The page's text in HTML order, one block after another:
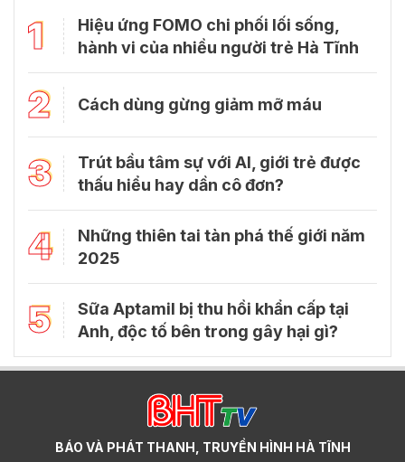
1
Hiệu ứng FOMO chi phối lối sống,
hành vi của nhiều người trẻ Hà Tĩnh
2 Cách dùng gừng giảm mỡ máu
3
Trút bầu tâm sự với Al, giới trẻ được
thấu hiểu hay dần cô đơn?
4
Những thiên tai tàn phá thế giới năm
2025
5
Sữa Aptamil bị thu hồi khẩn cấp tại
Anh, độc tố bên trong gây hại gì?
BÁO VÀ PHÁT THANH, TRUYỀN HÌNH HÀ TĨNH